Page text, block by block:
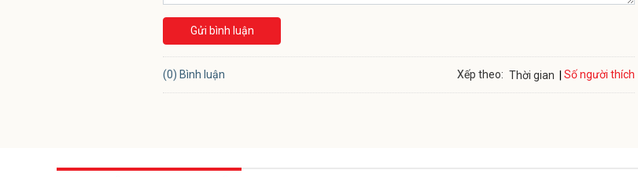
Gửi bình luận
(0) Bình luận Xếp theo: Thời gian Số người thích